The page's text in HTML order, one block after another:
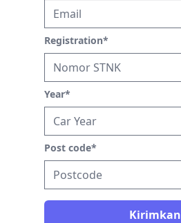
Registration*
Year*
Post code*
Kirimkan